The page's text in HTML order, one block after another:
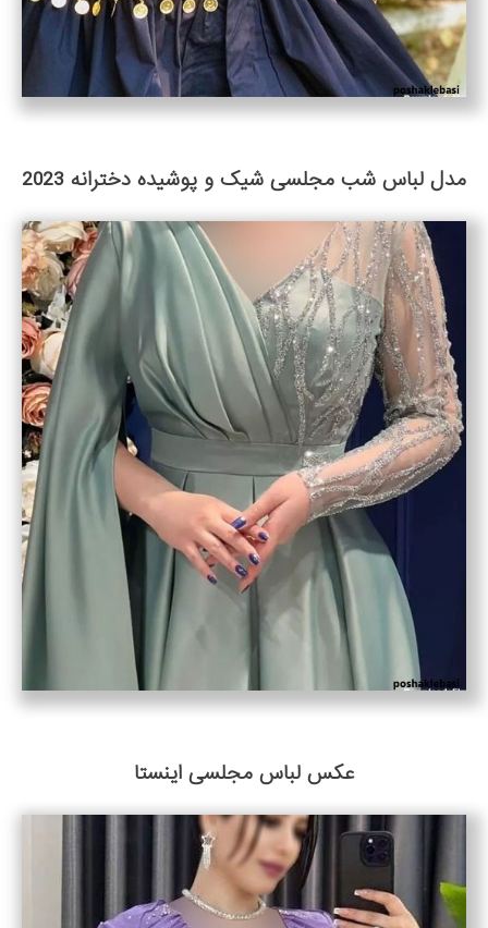
مدل لباس شب مجلسی شیک و پوشیده دخترانه 2023
عکس لباس مجلسی اینستا